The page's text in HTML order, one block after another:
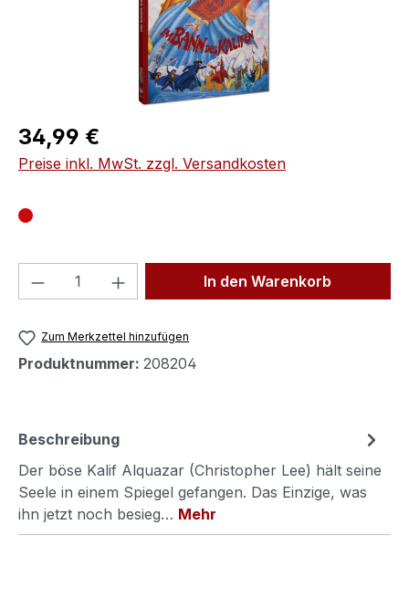
Regulärer Preis:
34,99 €
Preise inkl. MwSt. zzgl. Versandkosten
Produkt Anzahl: Gib denIn den Warenkorb
Zum Merkzettel hinzufügen
Produktnummer: 208204
Beschreibung
Der böse Kalif Alquazar (Christopher Lee) hält seine
Seele in einem Spiegel gefangen. Das Einzige, was
ihn jetzt noch besieg… Mehr